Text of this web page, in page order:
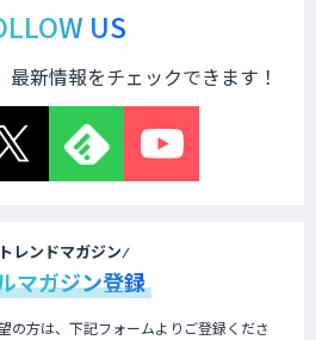
ント開発
生成AI Partner｜AIエージェン
AIプロ」
US
最新情報をチェックできます！
レンドマガジン
マガジン登録
の方は、下記フォームよりご登録くださ